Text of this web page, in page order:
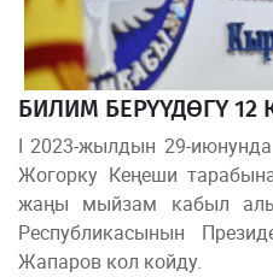
БИЛИМ БЕРҮҮДӨГҮ 12
I 2023-жылдын 29-
Жогорку Кеңеши
жаңы мыйзам кабыл
Республикасынын
Жапаров кол койду.